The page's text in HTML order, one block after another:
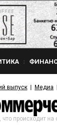
выпуск Медиа
что происходит